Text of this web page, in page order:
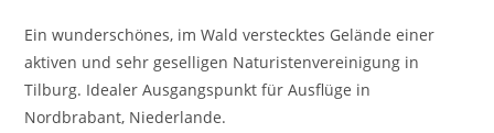
Ein wunderschönes, im Wald verstecktes Gelände einer
aktiven und sehr geselligen Naturistenvereinigung in
Tilburg. Idealer Ausgangspunkt für Ausflüge in
Nordbrabant, Niederlande.